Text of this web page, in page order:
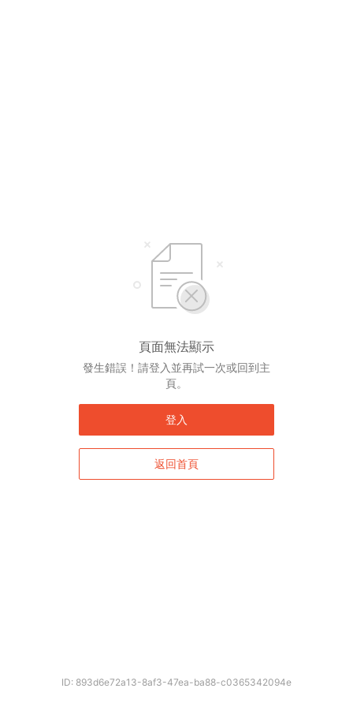
頁面無法顯示
發生錯誤！請登入並再試一次或回到主
頁。
登入
返回首頁
ID: 893d6e72a13-8af3-47ea-ba88-c0365342094e